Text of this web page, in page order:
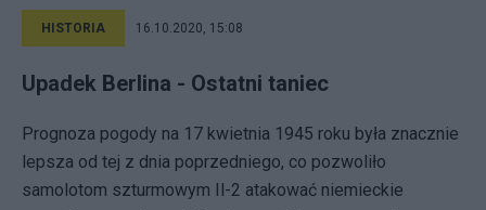
HISTORIA 16.10.2020, 15:08
Upadek Berlina - Ostatni taniec
Prognoza pogody na 17 kwietnia 1945 roku była znacznie
lepsza od tej z dnia poprzedniego, co pozwoliło
samolotom szturmowym Il-2 atakować niemieckie